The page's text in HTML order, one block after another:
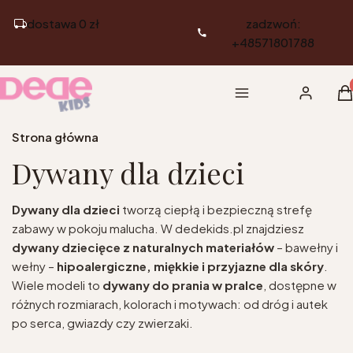
dostawa 0 zł
zadzwoń:
+48571801788
Menu Zaloguj się
Strona główna
Dywany dla dzieci
Dywany dla dzieci tworzą ciepłą i bezpieczną strefę
zabawy w pokoju malucha. W dedekids.pl znajdziesz
dywany dziecięce z naturalnych materiałów – bawełny i
wełny – hipoalergiczne, miękkie i przyjazne dla skóry
Wiele modeli to dywany do prania w pralce , dostępne w
różnych rozmiarach, kolorach i motywach: od dróg i autek
po serca, gwiazdy czy zwierzaki.